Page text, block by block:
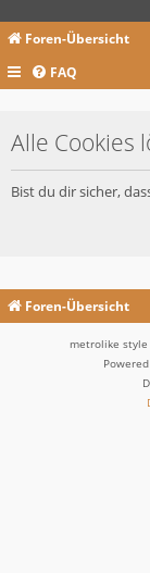
Foren-Übersicht
FAQ
Alle Cookies
Bist du dir sicher,
Foren-Übersicht
metrolike style